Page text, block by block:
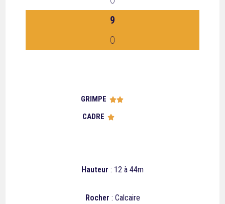
9
0
GRIMPE 
CADRE 
Hauteur : 12 à 44m
Rocher : Calcaire